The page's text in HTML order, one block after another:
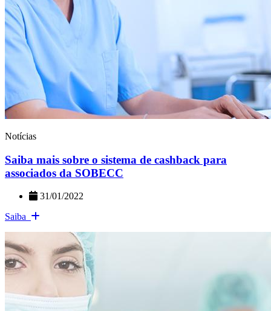
Notícias
Saiba mais sobre o sistema de cashback para
associados da SOBECC
31/01/2022
Saiba